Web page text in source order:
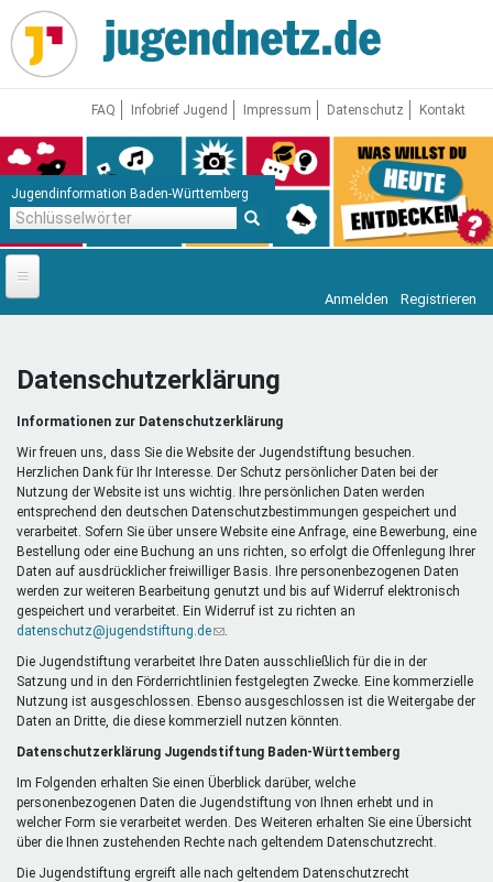
Direkt
zum
Inhalt
FAQ Infobrief Jugend Impressum Datenschutz Kontakt
Jugendinformation Baden-Württemberg
Startseite
Jugendnetz
Freizeit & Reisen
Mentoren & Projekte
Schule & Beruf
Demokratie & Beteiligung
Vor Ort
Anmelden Registrieren
Datenschutzerklärung
Informationen zur Datenschutzerklärung
Wir freuen uns, dass Sie die Website der Jugendstiftung besuchen.
Herzlichen Dank für Ihr Interesse. Der Schutz persönlicher Daten bei der
Nutzung der Website ist uns wichtig. Ihre persönlichen Daten werden
entsprechend den deutschen Datenschutzbestimmungen gespeichert und
verarbeitet. Sofern Sie über unsere Website eine Anfrage, eine Bewerbung, eine
Bestellung oder eine Buchung an uns richten, so erfolgt die Offenlegung Ihrer
Daten auf ausdrücklicher freiwilliger Basis. Ihre personenbezogenen Daten
werden zur weiteren Bearbeitung genutzt und bis auf Widerruf elektronisch
gespeichert und verarbeitet. Ein Widerruf ist zu richten an
datenschutz@jugendstiftung.de(Link
E-
Mail)
Die Jugendstiftung verarbeitet Ihre Daten ausschließlich für die in der
Satzung und in den Förderrichtlinien festgelegten Zwecke. Eine kommerzielle
Nutzung ist ausgeschlossen. Ebenso ausgeschlossen ist die Weitergabe der
Daten an Dritte, die diese kommerziell nutzen könnten.
Datenschutzerklärung Jugendstiftung Baden-Württemberg
Im Folgenden erhalten Sie einen Überblick darüber, welche
personenbezogenen Daten die Jugendstiftung von Ihnen erhebt und in
welcher Form sie verarbeitet werden. Des Weiteren erhalten Sie eine Übersicht
über die Ihnen zustehenden Rechte nach geltendem Datenschutzrecht.
Die Jugendstiftung ergreift alle nach geltendem Datenschutzrecht